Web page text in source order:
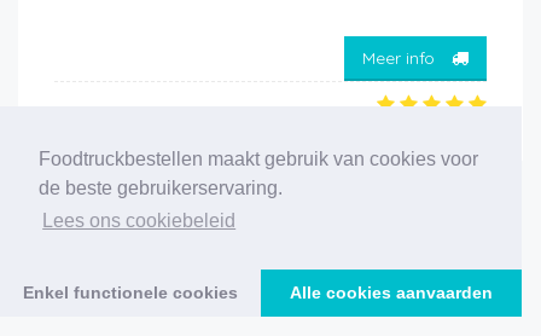
Foodtruckbestellen maakt gebruik van cookies voor
de beste gebruikerservaring.
Lees ons cookiebeleid
Enkel functionele cookies Alle cookies aanvaarden
Meer info
‹ 1 2 3 4
186 foodtrucks gevonden